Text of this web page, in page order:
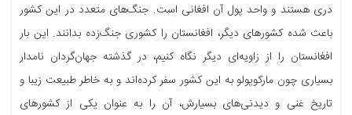
دری هستند و واحد پول آن افغانی است. جنگ‌های متعدد در این کشور
باعث شده کشور‌های دیگر، افغانستان را کشوری جنگ‌زده بدانند. این بار
افغانستان را از زاویه‌ای دیگر نگاه کنیم، در گذشته جهان‌گردان نامدار
بسیاری چون مارکوپولو به این کشور سفر کرده‌اند و به خاطر طبیعت زیبا و
تاریخ غنی و دیدنی‌های بسیارش، آن را به عنوان یکی از کشورهای